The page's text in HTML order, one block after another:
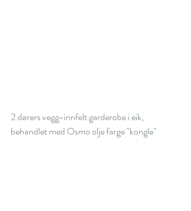
2 dørers vegg-innfelt garderobe i eik,
behandlet med Osmo olje farge "kongle"